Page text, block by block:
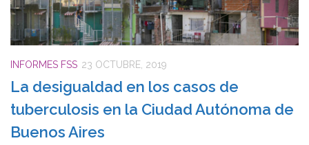
INFORMES FSS 23 OCTUBRE, 2019
La desigualdad en los casos de
tuberculosis en la Ciudad Autónoma de
Buenos Aires